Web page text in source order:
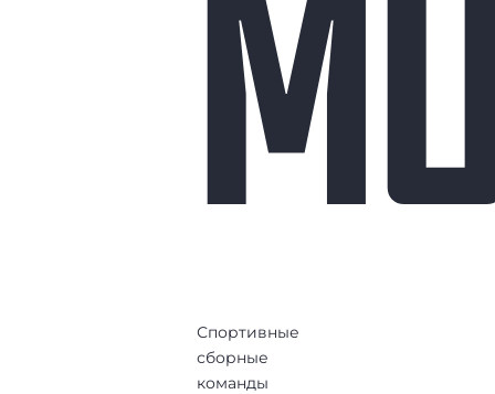
Спортивные
сборные
команды